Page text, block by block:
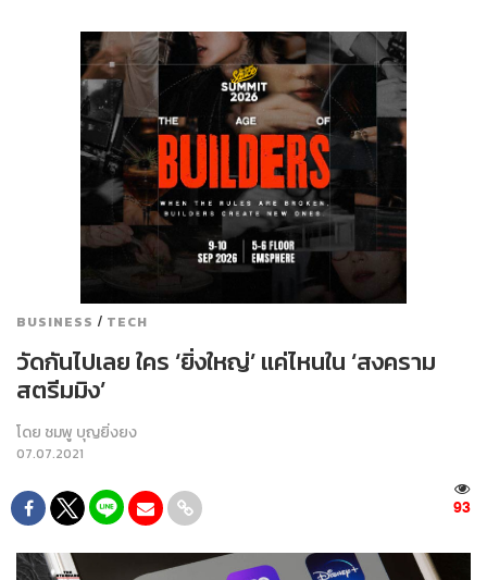
BUSINESS / TECH
วัดกันไปเลย ใคร ‘ยิ่งใหญ่’ แค่ไหนใน ‘สงคราม
สตรีมมิง’
โดย ชมพู บุญยิ่งยง
07.07.2021
93